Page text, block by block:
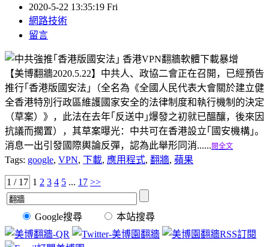
2020-5-22 13:35:19 Fri
網路技術
留言
【美博翻牆2020.5.22】中共人、政協二會正在召開，已經預告
推行｢香港版國安法｣（全名為《全國人民代表大會關於建立健
全香港特別行政區維護國家安全的法律制度和執行機制的決定
（草案）》，此法在去年｢反送中｣爆發之初就已醞釀，後來因
抗議而擱置），其草案曝光：中共可在香港設立｢國安機構｣。
消息一出引發國際輿論反彈，認為此舉形同消...... 閱全文
Tags: google, VPN, 下載, 應用程式, 翻牆, 蘋果
1 / 17 1 2 3 4 5 ... 17 >>
Google搜尋 本站搜尋